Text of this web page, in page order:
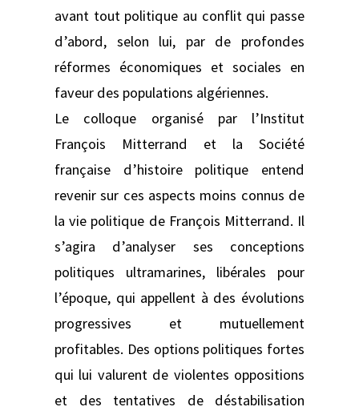
avant tout politique au conflit qui passe
d’abord, selon lui, par de profondes
réformes économiques et sociales en
faveur des populations algériennes.
Le colloque organisé par l’Institut
François Mitterrand et la Société
française d’histoire politique entend
revenir sur ces aspects moins connus de
la vie politique de François Mitterrand. Il
s’agira d’analyser ses conceptions
politiques ultramarines, libérales pour
l’époque, qui appellent à des évolutions
progressives et mutuellement
profitables. Des options politiques fortes
qui lui valurent de violentes oppositions
et des tentatives de déstabilisation